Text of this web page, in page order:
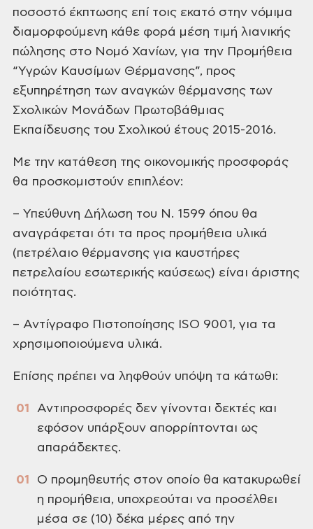
ποσοστό έκπτωσης επί τοις εκατό στην νόμιμα
διαμορφούμενη κάθε φορά μέση τιμή λιανικής
πώλησης στο Νομό Χανίων, για την Προμήθεια
“Υγρών Καυσίμων Θέρμανσης”, προς
εξυπηρέτηση των αναγκών θέρμανσης των
Σχολικών Μονάδων Πρωτοβάθμιας
Εκπαίδευσης του Σχολικού έτους 2015-2016.
Με την κατάθεση της οικονομικής προσφοράς
θα προσκομιστούν επιπλέον:
– Υπεύθυνη Δήλωση του Ν. 1599 όπου θα
αναγράφεται ότι τα προς προμήθεια υλικά
(πετρέλαιο θέρμανσης για καυστήρες
πετρελαίου εσωτερικής καύσεως) είναι άριστης
ποιότητας.
– Αντίγραφο Πιστοποίησης ISO 9001, για τα
χρησιμοποιούμενα υλικά.
Επίσης πρέπει να ληφθούν υπόψη τα κάτωθι:
Αντιπροσφορές δεν γίνονται δεκτές και
εφόσον υπάρξουν απορρίπτονται ως
απαράδεκτες.
Ο προμηθευτής στον οποίο θα κατακυρωθεί
η προμήθεια, υποχρεούται να προσέλθει
μέσα σε (10) δέκα μέρες από την